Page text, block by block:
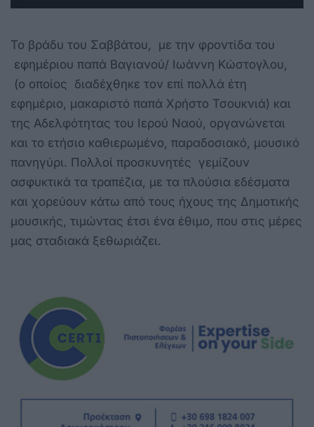
Το βράδυ του Σαββάτου, με την φροντίδα του
εφημέριου παπά Βαγιανού/ Ιωάννη Κώστογλου,
(ο οποίος διαδέχθηκε τον επί πολλά έτη
εφημέριο, μακαριστό παπά Χρήστο Τσουκνιά) και
της Αδελφότητας του Ιερού Ναού, οργανώνεται
και το ετήσιο καθιερωμένο, παραδοσιακό, μουσικό
πανηγύρι. Πολλοί προσκυνητές γεμίζουν
ασφυκτικά τα τραπέζια, με τα πλούσια εδέσματα
και χορεύουν κάτω από τους ήχους της Δημοτικής
μουσικής, τιμώντας έτσι ένα έθιμο, που στις μέρες
μας σταδιακά ξεθωριάζει.